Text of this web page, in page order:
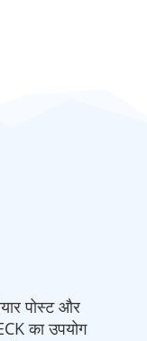
“हम आपको यह
PLAYDECK का